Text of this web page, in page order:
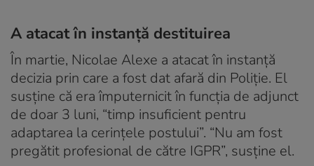
A atacat în instanță destituirea
În martie, Nicolae Alexe a atacat în instanţă
decizia prin care a fost dat afară din Poliţie. El
susţine că era împuternicit în funcția de adjunct
de doar 3 luni, “timp insuficient pentru
adaptarea la cerințele postului”. “Nu am fost
pregătit profesional de către IGPR”, susţine el.